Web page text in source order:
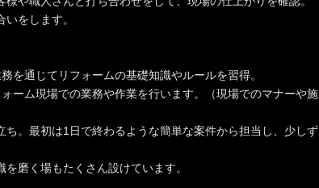
をします。
通じてリフォームの基礎知識やルールを習得。
ーム現場での業務や作業を行います。（現場でのマナーや施
。最初は1日で終わるような簡単な案件から担当し、少しず
磨く場もたくさん設けています。